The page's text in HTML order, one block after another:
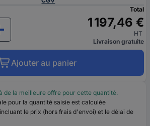
Total
1 197,46 €
HT
Livraison gratuite
Ajouter au panier
de la meilleure offre pour cette quantité.
pour la quantité saisie est calculée
le prix (hors frais d'envoi) et le délai de